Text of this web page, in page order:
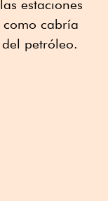
estaciones
cabría
petróleo.